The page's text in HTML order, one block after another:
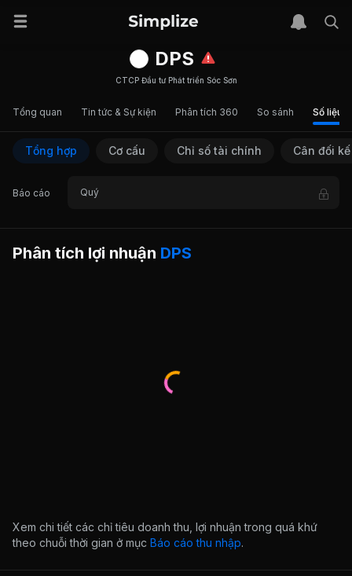
DPS
CTCP Đầu tư Phát triển Sóc Sơn
Tổng quan Tin tức & Sự kiện Phân tích 360 So sánh Số liệu
Tổng hợp Cơ cấu Chỉ số tài chính Cân đối
Báo cáo Quý
Phân tích lợi nhuận DPS
Xem chi tiết các chỉ tiêu doanh thu, lợi nhuận trong quá khứ
theo chuỗi thời gian ở mục Báo cáo thu nhập.